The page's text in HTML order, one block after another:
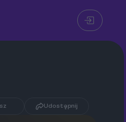
Udostępnij